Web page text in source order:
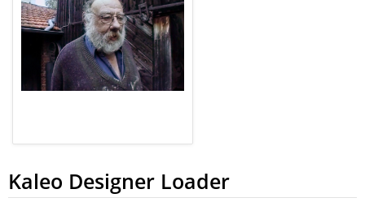
Kaleo Designer Loader